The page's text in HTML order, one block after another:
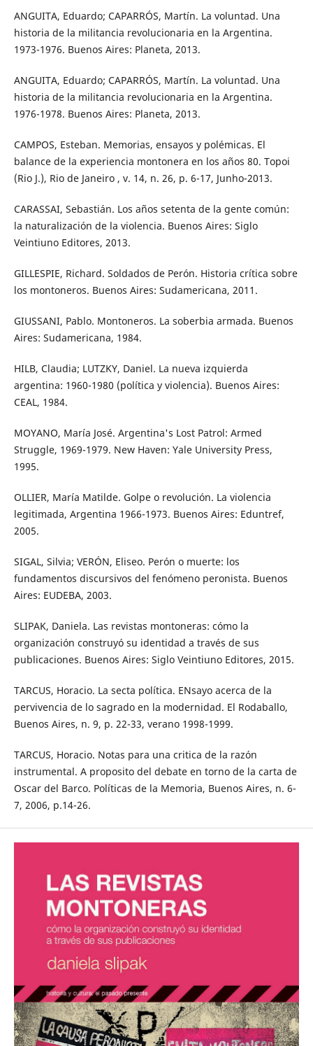
ANGUITA, Eduardo; CAPARRÓS, Martín. La voluntad. Una
historia de la militancia revolucionaria en la Argentina.
1973-1976. Buenos Aires: Planeta, 2013.
ANGUITA, Eduardo; CAPARRÓS, Martín. La voluntad. Una
historia de la militancia revolucionaria en la Argentina.
1976-1978. Buenos Aires: Planeta, 2013.
CAMPOS, Esteban. Memorias, ensayos y polémicas. El
balance de la experiencia montonera en los años 80. Topoi
(Rio J.), Rio de Janeiro , v. 14, n. 26, p. 6-17, Junho-2013.
CARASSAI, Sebastián. Los años setenta de la gente común:
la naturalización de la violencia. Buenos Aires: Siglo
Veintiuno Editores, 2013.
GILLESPIE, Richard. Soldados de Perón. Historia crítica sobre
los montoneros. Buenos Aires: Sudamericana, 2011.
GIUSSANI, Pablo. Montoneros. La soberbia armada. Buenos
Aires: Sudamericana, 1984.
HILB, Claudia; LUTZKY, Daniel. La nueva izquierda
argentina: 1960-1980 (política y violencia). Buenos Aires:
CEAL, 1984.
MOYANO, María José. Argentina's Lost Patrol: Armed
Struggle, 1969-1979. New Haven: Yale University Press,
1995.
OLLIER, María Matilde. Golpe o revolución. La violencia
legitimada, Argentina 1966-1973. Buenos Aires: Eduntref,
2005.
SIGAL, Silvia; VERÓN, Eliseo. Perón o muerte: los
fundamentos discursivos del fenómeno peronista. Buenos
Aires: EUDEBA, 2003.
SLIPAK, Daniela. Las revistas montoneras: cómo la
organización construyó su identidad a través de sus
publicaciones. Buenos Aires: Siglo Veintiuno Editores, 2015.
TARCUS, Horacio. La secta política. ENsayo acerca de la
pervivencia de lo sagrado en la modernidad. El Rodaballo,
Buenos Aires, n. 9, p. 22-33, verano 1998-1999.
TARCUS, Horacio. Notas para una critica de la razón
instrumental. A proposito del debate en torno de la carta de
Oscar del Barco. Políticas de la Memoria, Buenos Aires, n. 6-
7, 2006, p.14-26.